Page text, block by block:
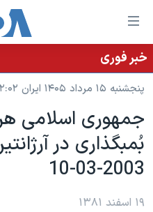
لینکهای
قابل
دسترسی
جهش
محتوای
اصلی
جهش
صفحه
خانه
نسخه سبک وب‌سایت
موضوع ها
ایران
آمریکا
جهان
برنامه های تلویزیونی
جدول برنامه ها
صفحه‌های ویژه
خبر فوری
پنجشنبه ۱۵ مرداد ۱۴۰۵ ایران ۲۲:۰۲
جمهوری اسلامی
بُمبگذاری در
2003-03-10
۱۹ اسفند ۱۳۸۱